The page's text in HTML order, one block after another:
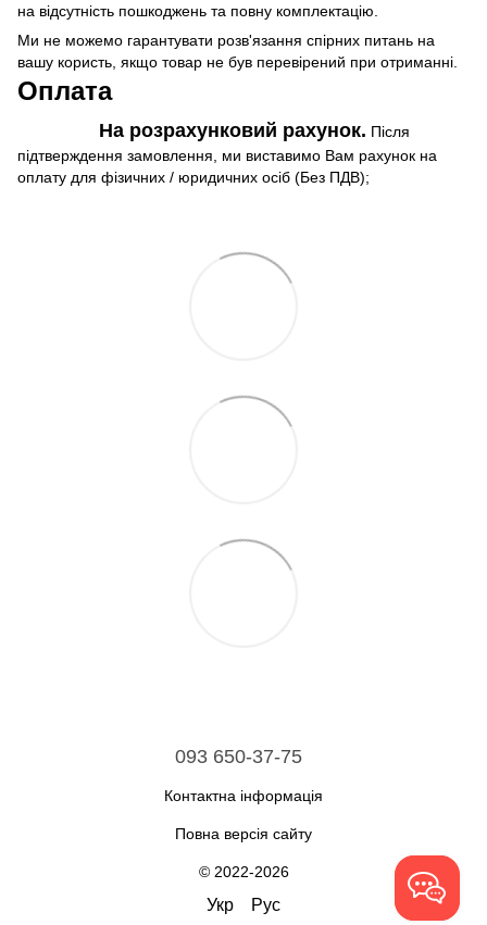
на відсутність пошкоджень та повну комплектацію.
Ми не можемо гарантувати розв'язання спірних питань на
вашу користь, якщо товар не був перевірений при отриманні.
Оплата
На розрахунковий рахунок. Після
підтверждення замовлення, ми виставимо Вам рахунок на
оплату для фізичних / юридичних осіб (Без ПДВ);
093 650-37-75
Контактна інформація
Повна версія сайту
© 2022-2026
Укр Рус